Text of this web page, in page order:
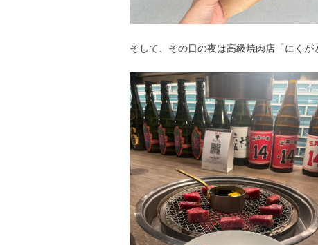
そして、その日の夜は高級焼肉店「にく